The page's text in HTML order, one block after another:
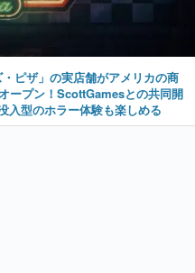
ピザ」の実店舗がアメリカの商
ープン！ScottGamesとの共同開
入型のホラー体験も楽しめる